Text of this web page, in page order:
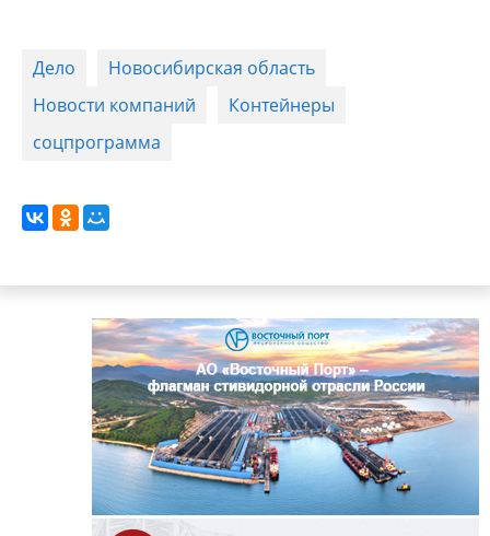
Дело
Новосибирская область
Новости компаний
Контейнеры
соцпрограмма